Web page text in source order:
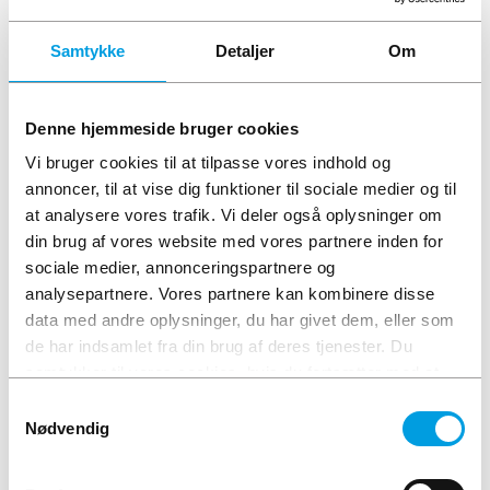
Samtykke Detaljer Om
Denne hjemmeside bruger cookies
Vi bruger cookies til at tilpasse vores indhold og
annoncer, til at vise dig funktioner til sociale medier og til
at analysere vores trafik. Vi deler også oplysninger om
din brug af vores website med vores partnere inden for
sociale medier, annonceringspartnere og
analysepartnere. Vores partnere kan kombinere disse
data med andre oplysninger, du har givet dem, eller som
de har indsamlet fra din brug af deres tjenester. Du
Nødvendig
ELIT AC10 Berøringsfri